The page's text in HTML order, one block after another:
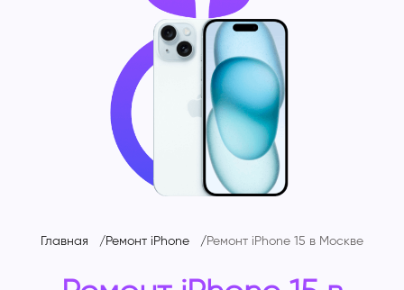
Главная Ремонт iPhone Ремонт iPhone 15 в Москве